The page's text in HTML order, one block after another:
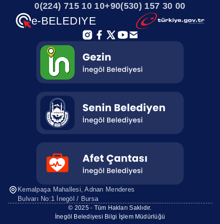
0(224) 715 10 10+90(530) 157 30 00
e-BELEDIYE
Kemalpaşa Mahallesi, Adnan Menderes
Bulvarı No:1 İnegöl / Bursa
© 2025 - Tüm Hakları Saklıdır.
İnegöl Belediyesi Bilgi İşlem Müdürlüğü